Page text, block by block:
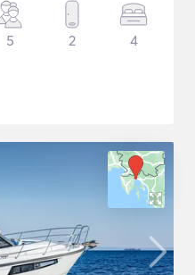
5 2 4